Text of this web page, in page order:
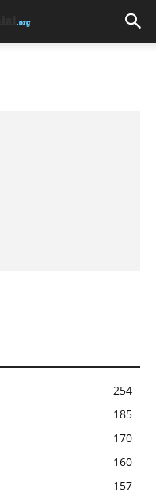
254
185
170
160
157